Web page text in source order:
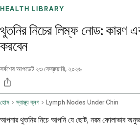
HEALTH LIBRARY
থুতনির নিচের লিম্ফ নোড: কারণ
করবেন
সর্বশেষ আপডেট২৩ ফেব্রুয়ারি, ২০২৬
হোম স্বাস্থ্য ব্লগ Lymph Nodes Under Chin
আপনার থুতনির নিচে আপনি যে ছোট, নরম ফোলাভাব